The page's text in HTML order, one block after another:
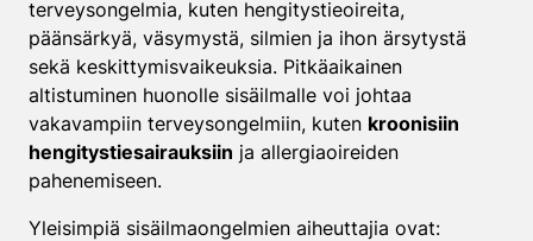
terveysongelmia, kuten hengitystieoireita,
päänsärkyä, väsymystä, silmien ja ihon ärsytystä
sekä keskittymisvaikeuksia. Pitkäaikainen
altistuminen huonolle sisäilmalle voi johtaa
vakavampiin terveysongelmiin, kuten kroonisiin
hengitystiesairauksiin ja allergiaoireiden
pahenemiseen.
Yleisimpiä sisäilmaongelmien aiheuttajia ovat: